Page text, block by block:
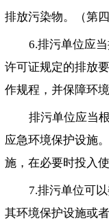
排放污染物。（第四
6.排污单位应
许可证规定的排放
作规程，并保障环
排污单位应当
应急环境保护设施
施，在必要时投入
7.排污单位可
其环境保护设施或